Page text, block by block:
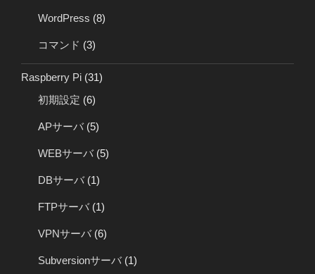
WordPress (8)
コマンド (3)
Raspberry Pi (31)
初期設定 (6)
APサーバ(5)
WEBサーバ(5)
DBサーバ(1)
FTPサーバ(1)
VPNサーバ(6)
Subversionサーバ(1)